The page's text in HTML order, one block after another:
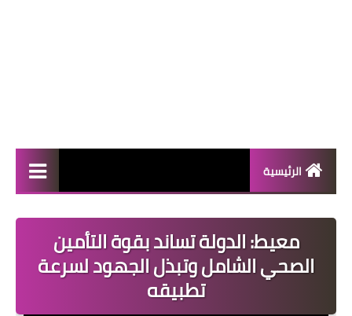
الرئيسية
منوعات
فعاليات
معيط: الدولة تساند بقوة التأمين
الصحي الشامل وتبذل الجهود لسرعة
تطبيقه